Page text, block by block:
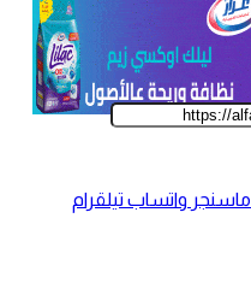
ماسنجر واتساب تيلقرام